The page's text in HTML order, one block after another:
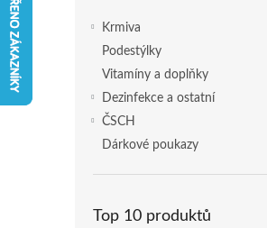
Krmiva
Podestýlky
Vitamíny a doplňky
Dezinfekce a ostatní
ČSCH
Dárkové poukazy
Top 10 produktů